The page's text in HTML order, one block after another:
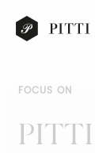
FOCUS ON